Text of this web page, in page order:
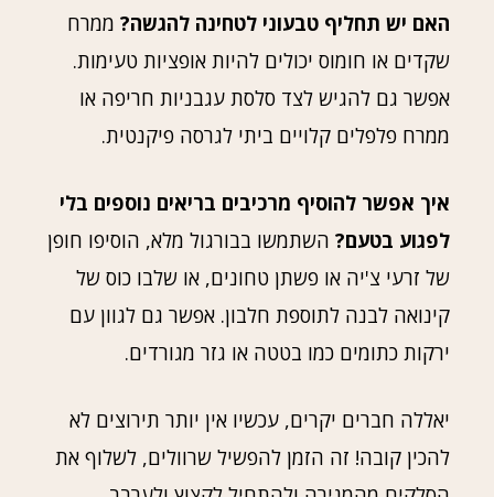
האם יש תחליף טבעוני לטחינה להגשה? ממרח
שקדים או חומוס יכולים להיות אופציות טעימות.
אפשר גם להגיש לצד סלסת עגבניות חריפה או
ממרח פלפלים קלויים ביתי לגרסה פיקנטית.
איך אפשר להוסיף מרכיבים בריאים נוספים בלי
לפגוע בטעם? השתמשו בבורגול מלא, הוסיפו חופן
של זרעי צ'יה או פשתן טחונים, או שלבו כוס של
קינואה לבנה לתוספת חלבון. אפשר גם לגוון עם
ירקות כתומים כמו בטטה או גזר מגורדים.
יאללה חברים יקרים, עכשיו אין יותר תירוצים לא
להכין קובה! זה הזמן להפשיל שרוולים, לשלוף את